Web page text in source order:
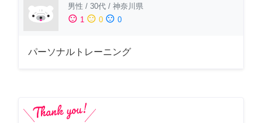
男性 / 30代 / 神奈川県
sentiment_satisfied 1 sentiment_neutral 0 sentiment_dissatisfied 0
パーソナルトレーニング